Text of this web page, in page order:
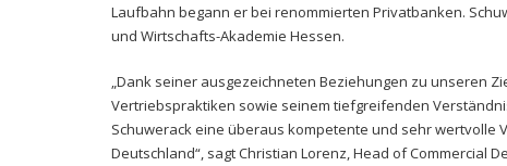
Laufbahn begann er bei renommierten Privatbanken.
und Wirtschafts-Akademie Hessen.
„Dank seiner ausgezeichneten Beziehungen zu unseren
Vertriebspraktiken sowie seinem tiefgreifenden
Schuwerack eine überaus kompetente und sehr wertvolle
Deutschland“, sagt Christian Lorenz, Head of Commercial